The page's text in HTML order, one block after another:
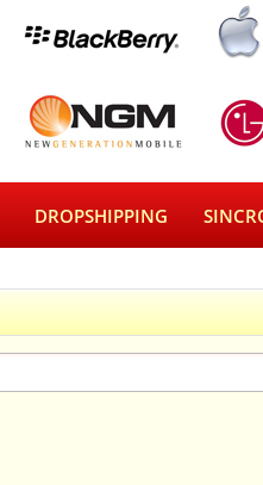
DROPSHIPPING